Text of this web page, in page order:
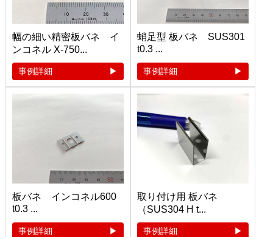
幅の細い精密板バネ イ
ンコネル X-750...
事例詳細
蛸足型 板バネ SUS301
t0.3 ...
事例詳細
板バネ インコネル600
t0.3 ...
事例詳細
取り付け用 板バネ
（SUS304 H t...
事例詳細